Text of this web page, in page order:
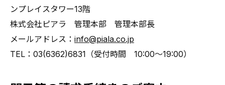
ンプレイスタワー13階
株式会社ピアラ 管理本部 管理本部長
メールアドレス： info@piala.co.jp
TEL：03(6362)6831（受付時間 10:00～19:00）